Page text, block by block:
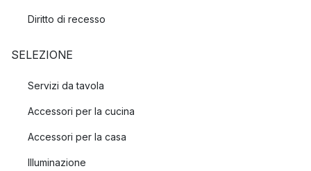
Diritto di recesso
SELEZIONE
Servizi da tavola
Accessori per la cucina
Accessori per la casa
Illuminazione